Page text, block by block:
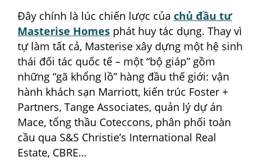
Đây chính là lúc chiến lược của chủ đầu tư
Masterise Homes phát huy tác dụng. Thay vì
tự làm tất cả, Masterise xây dựng một hệ sinh
thái đối tác quốc tế – một “bộ giáp” gồm
những “gã khổng lồ” hàng đầu thế giới: vận
hành khách sạn Marriott, kiến trúc Foster +
Partners, Tange Associates, quản lý dự án
Mace, tổng thầu Coteccons, phân phối toàn
cầu qua S&S Christie’s International Real
Estate, CBRE…